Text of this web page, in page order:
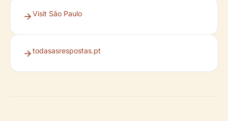
Visit São Paulo
todasasrespostas.pt